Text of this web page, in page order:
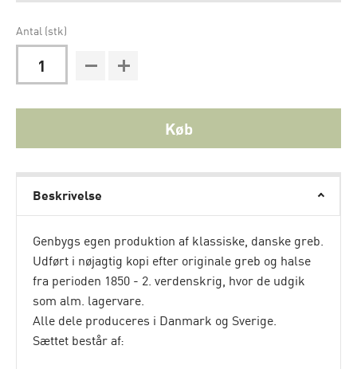
Antal (stk)
Køb
Beskrivelse
Genbygs egen produktion af klassiske, danske greb.
Udført i nøjagtig kopi efter originale greb og halse
fra perioden 1850 - 2. verdenskrig, hvor de udgik
som alm. lagervare.
Alle dele produceres i Danmark og Sverige.
Sættet består af: